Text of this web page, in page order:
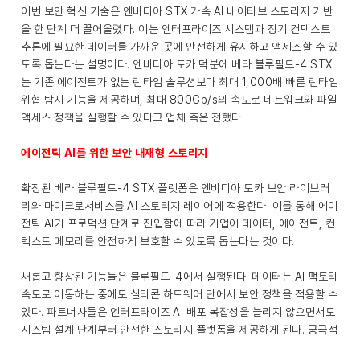
이번 보안 혁신 기술은 엔비디아 STX 가속 AI 네이티브 스토리지 기반
을 한 단계 더 끌어올렸다. 이는 엔터프라이즈 시스템과 장기 컨텍스트
추론에 필요한 데이터를 가까운 곳에 안전하게 유지하고 액세스할 수 있
도록 돕는다는 설명이다. 엔비디아 도카 덕분에 베라 블루필드-4 STX
는 기존 에이전트가 없는 런타임 솔루션보다 최대 1,000배 빠른 런타임
위협 탐지 기능을 제공하며, 최대 800Gb/s의 속도로 네트워크와 파일
액세스 정책을 실행할 수 있다고 업체 측은 전했다.
에이전틱 AI를 위한 보안 내재형 스토리지
확장된 베라 블루필드-4 STX 플랫폼은 엔비디아 도카 보안 라이브러
리와 마이크로서비스를 AI 스토리지 레이어에 적용한다. 이를 통해 에이
전틱 AI가 프로덕션 단계로 진입함에 따라 기업이 데이터, 에이전트, 컨
텍스트 메모리를 안전하게 보호할 수 있도록 돕는다는 것이다.
새롭고 향상된 기능들은 블루필드-4에서 실행된다. 데이터는 AI 팩토리
속도로 이동하는 중에도 실리콘 하드웨어 단에서 보안 정책을 적용할 수
있다. 파트너사들은 엔터프라이즈 AI 배포 복잡성을 늘리지 않으면서도
시스템 설계 단계부터 안전한 스토리지 플랫폼을 제공하게 된다. 궁극적